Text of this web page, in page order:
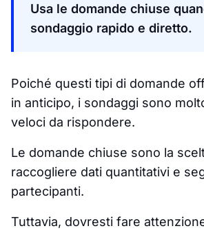
Usa le domande chiuse
sondaggio rapido e diretto.
Poiché questi tipi di domande
in anticipo, i sondaggi sono
veloci da rispondere.
Le domande chiuse sono la
raccogliere dati quantitativi e
partecipanti.
Tuttavia, dovresti fare